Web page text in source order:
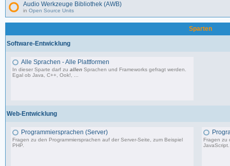
Audio Werkzeuge Bibliothek (AWB)
in Open Source Units
Sparten
Software-Entwicklung
Alle Sprachen - Alle Plattformen
In dieser Sparte darf zuallen Sprachen und Frameworks gefragt werden.
Egal ob Java, C++, Ook!, ...
Web-Entwicklung
Programmiersprachen (Server)
Fragen zu den Programmiersprachen auf der Server-Seite, zum Beispiel
PHP.
Fragen zu
JavaScript.